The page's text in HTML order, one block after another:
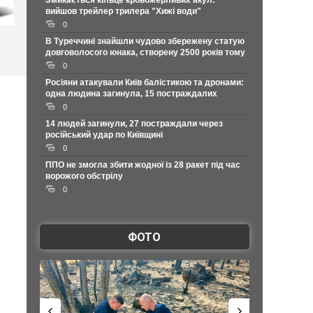
вийшов трейлер трилера "Хижі води"
0
В Туреччині знайшли чудово збережену статую
довговолосого юнака, створену 2500 років тому
0
Росіяни атакували Київ балістикою та дронами:
одна людина загинула, 15 постраждалих
0
14 людей загинули, 27 постраждали через
російський удар по Київщині
0
ППО не змогла збити жодної із 28 ракет під час
ворожого обстрілу
0
ФОТО